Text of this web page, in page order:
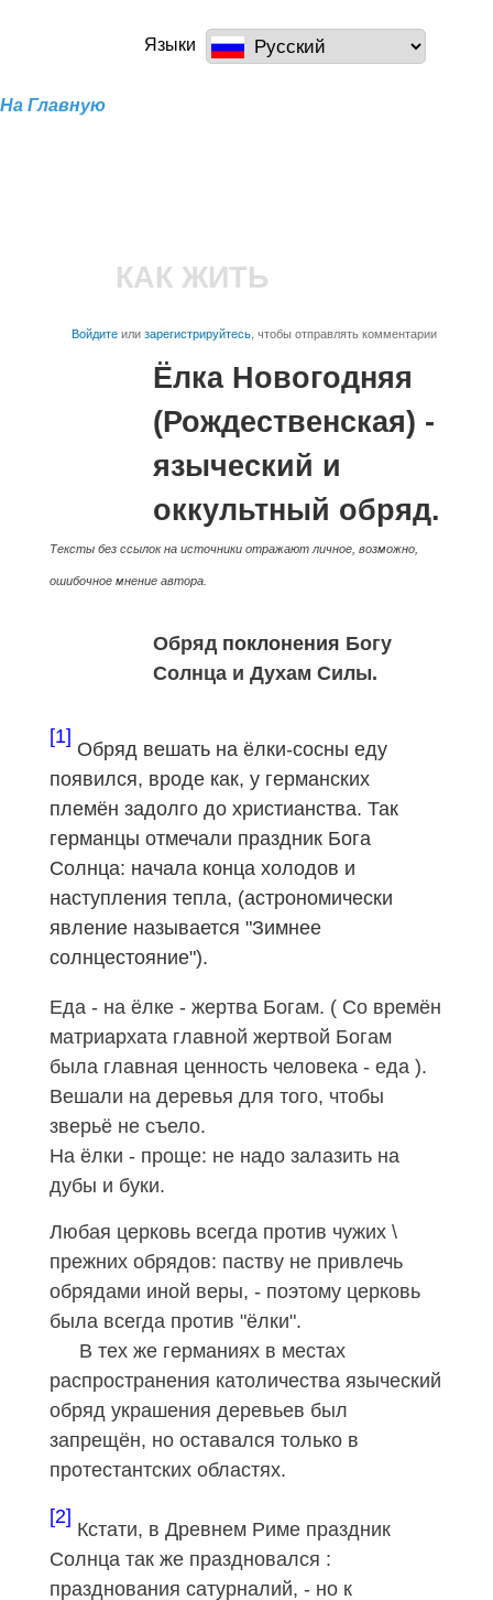
основному
содержанию
a100z.comЯзыки
На Главную
КАК ЖИТЬ
Войдитеилизарегистрируйтесь, чтобы отправлять комментарии
Ёлка Новогодняя
(Рождественская) -
языческий и
оккультный обряд.
Тексты без ссылок на источники отражают личное, возможно,
ошибочное мнение автора.
Обряд поклонения Богу
Солнца и Духам Силы.
[1]
Обряд вешать на ёлки-сосны еду
появился, вроде как, у германских
племён задолго до христианства. Так
германцы отмечали праздник Бога
Солнца: начала конца холодов и
наступления тепла, (астрономически
явление называется "Зимнее
солнцестояние").
Еда - на ёлке - жертва Богам. ( Со времён
матриархата главной жертвой Богам
была главная ценность человека - еда ).
Вешали на деревья для того, чтобы
зверьё не съело.
На ёлки - проще: не надо залазить на
дубы и буки.
Любая церковь всегда против чужих \
прежних обрядов: паству не привлечь
обрядами иной веры, - поэтому церковь
была всегда против "ёлки".
В тех же германиях в местах
распространения католичества языческий
обряд украшения деревьев был
запрещён, но оставался только в
протестантских областях.
[2]
Кстати, в Древнем Риме праздник
Солнца так же праздновался :
празднования сатурналий, - но к